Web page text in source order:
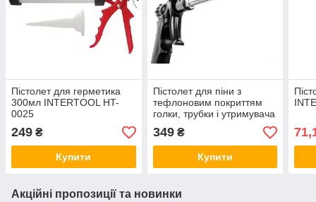
Пістолет для герметика
300мл INTERTOOL HT-
0025
249 ₴
Купити
Пістолет для піни з
тефлоновим покриттям
голки, трубки і утримувача
INTERTOOL PT-0605
349₴
Купити
Акційні пропозиції та новинки